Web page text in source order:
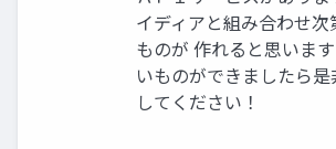
イディアと組み合わせ次
ものが 作れると思いま
いものができましたら
してください！